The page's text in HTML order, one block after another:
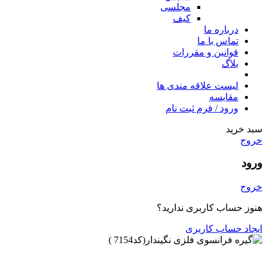
مجلسی
کیف
درباره ما
تماس با ما
قوانین و مقررات
بلاگ
لیست علاقه مندی ها
مقایسه
ورود / فرم ثبت نام
سبد خرید
خروج
ورود
خروج
هنوز حساب کاربری ندارید؟
ایجاد حساب کاربری